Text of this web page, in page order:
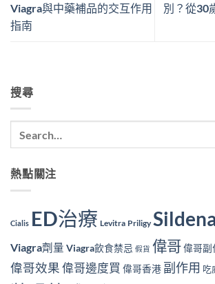
Viagra與中藥補品的交互作用
指南
別？從30
搜尋
熱點關注
Cialis ED治療 Levitra Priligy
Viagra劑量 Viagra飲食禁忌 假貨 偉哥偉哥副
偉哥效果偉哥邊度買 偉哥香港 副作用 吃